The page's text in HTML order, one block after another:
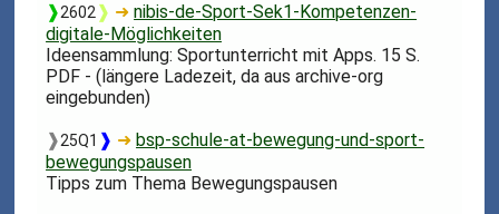
❱2602❱ ➜nibis-de-Sport-Sek1-Kompetenzen-
digitale-Möglichkeiten
Ideensammlung: Sportunterricht mit Apps. 15 S.
PDF - (längere Ladezeit, da aus archive-org
eingebunden)
❱25Q1 ❱ ➜ bsp-schule-at-bewegung-und-sport-
bewegungspausen
Tipps zum Thema Bewegungspausen